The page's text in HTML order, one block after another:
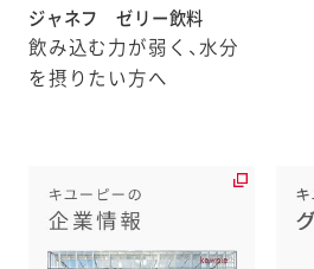
ジャネフ ゼリー飲料
飲み込む力が弱く、水分
を摂りたい方へ